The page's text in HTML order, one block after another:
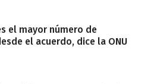
el mayor número de
el acuerdo, dice la ONU